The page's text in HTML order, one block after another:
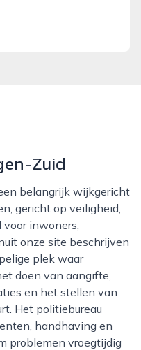
Zuid
gericht op veiligheid,
inwoners,
onze site beschrijven
plek waar
doen van aangifte,
en het stellen van
Het politiebureau
handhaving en
problemen vroegtijdig